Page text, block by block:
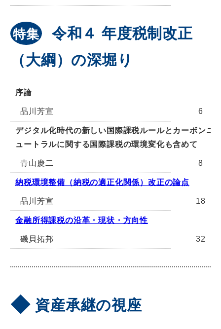
特集
令和４ 年度税制改正
（大綱）の深堀り
序論
品川芳宣 6
デジタル化時代の新しい国際課税ルールとカーボンニ
ュートラルに関する国際課税の環境変化も含めて
青山慶二 8
納税環境整備（納税の適正化関係）改正の論点
品川芳宣 18
金融所得課税の沿革・現状・方向性
磯貝拓邦 32
資産承継の視座